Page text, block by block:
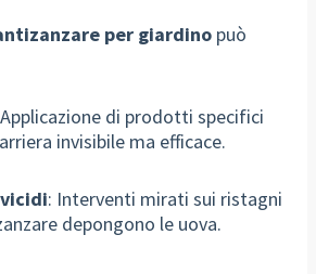
per giardinopuò
di prodotti specifici
invisibile ma efficace.
: Interventi mirati sui ristagni
depongono le uova.